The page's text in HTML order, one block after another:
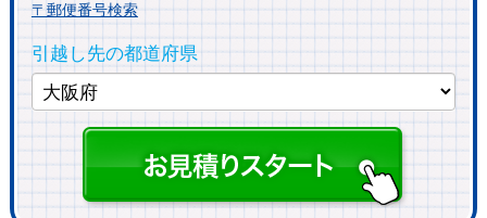
〒郵便番号検索
引越し先の都道府県